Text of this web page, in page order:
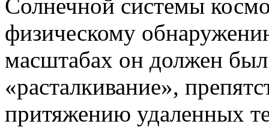
Солнечной системы
физическому
масштабах он должен был
«расталкивание»,
притяжению удаленных